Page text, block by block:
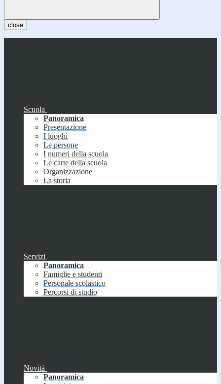
close
Scuola
Panoramica
Presentazione
I luoghi
Le persone
I numeri della scuola
Le carte della scuola
Organizzazione
La storia
Servizi
Panoramica
Famiglie e studenti
Personale scolastico
Percorsi di studio
Novità
Panoramica